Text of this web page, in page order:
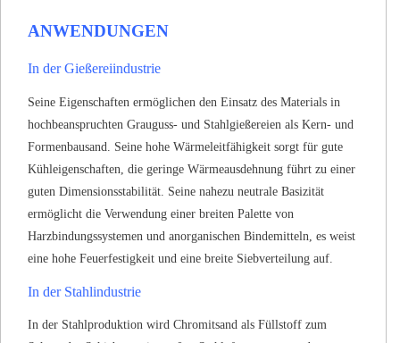
ANWENDUNGEN
In der Gießereiindustrie
Seine Eigenschaften ermöglichen den Einsatz des Materials in
hochbeanspruchten Grauguss- und Stahlgießereien als Kern- und
Formenbausand. Seine hohe Wärmeleitfähigkeit sorgt für gute
Kühleigenschaften, die geringe Wärmeausdehnung führt zu einer
guten Dimensionsstabilität. Seine nahezu neutrale Basizität
ermöglicht die Verwendung einer breiten Palette von
Harzbindungssystemen und anorganischen Bindemitteln, es weist
eine hohe Feuerfestigkeit und eine breite Siebverteilung auf.
In der Stahlindustrie
In der Stahlproduktion wird Chromitsand als Füllstoff zum